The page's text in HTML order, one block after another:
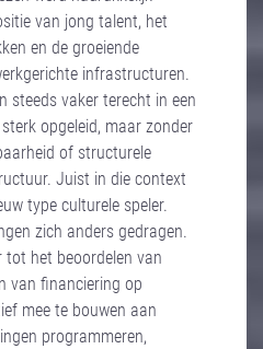
van jong talent, het
en de groeiende
infrastructuren.
steeds vaker terecht in een
opgeleid, maar zonder
of structurele
Juist in die context
type culturele speler.
zich anders gedragen.
tot het beoordelen van
van financiering op
mee te bouwen aan
programmeren,